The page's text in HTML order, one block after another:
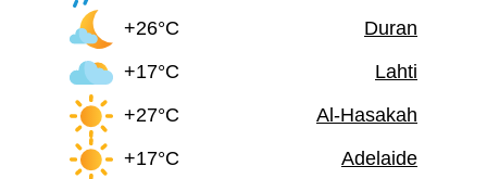
+26°C
Duran
+17°C
Lahti
+27°C
Al-Hasakah
+17°C
Adelaide